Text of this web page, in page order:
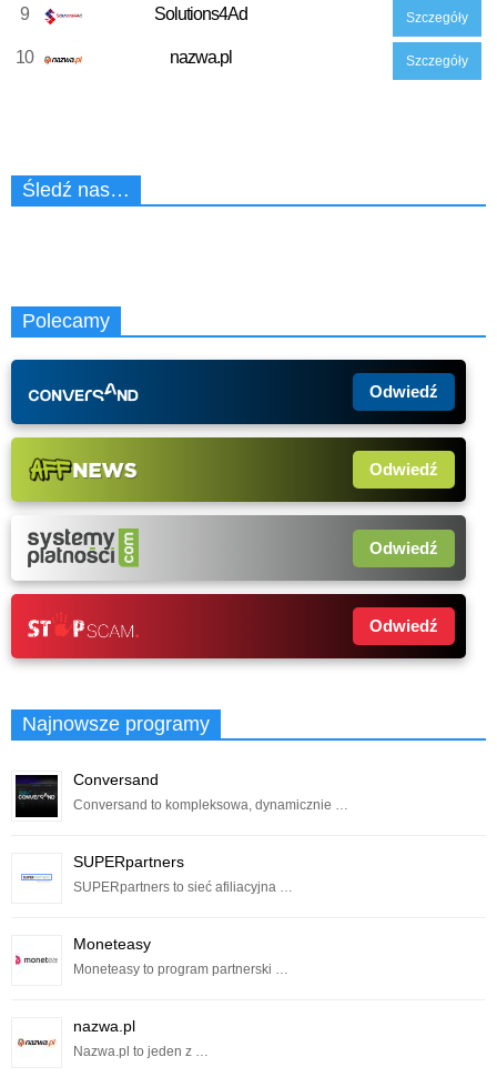
9 Solutions4Ad Szczegóły
10 nazwa.pl Szczegóły
Śledź nas…
Polecamy
Odwiedź
Odwiedź
Odwiedź
Odwiedź
Najnowsze programy
Conversand
Conversand to kompleksowa, dynamicznie …
SUPERpartners
SUPERpartners to sieć afiliacyjna …
Moneteasy
Moneteasy to program partnerski …
nazwa.pl
Nazwa.pl to jeden z …